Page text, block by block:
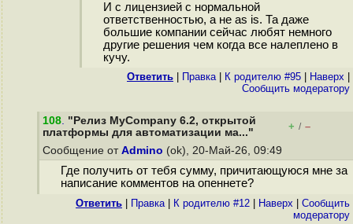
И с лицензией с нормальной
ответственностью, а не as is. Та даже
большие компании сейчас любят немного
другие решения чем когда все налеплено в
кучу.
Ответить Правка| К родителю #95 Наверх
Cообщить модератору
108. "Релиз MyCompany 6.2, открытой
платформы для автоматизации ма..."
+ / –
Сообщение от Admino (ok), 20-Май-26, 09:49
Где получить от тебя сумму, причитающуюся мне за
написание комментов на опеннете?
Ответить Правка| К родителю #12 Наверх
Cообщить
модератору